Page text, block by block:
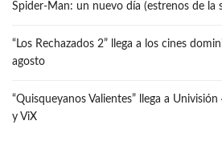
Spider-Man: un nuevo día (estrenos de la
“Los Rechazados 2” llega a los cines
agosto
“Quisqueyanos Valientes” llega a
y ViX